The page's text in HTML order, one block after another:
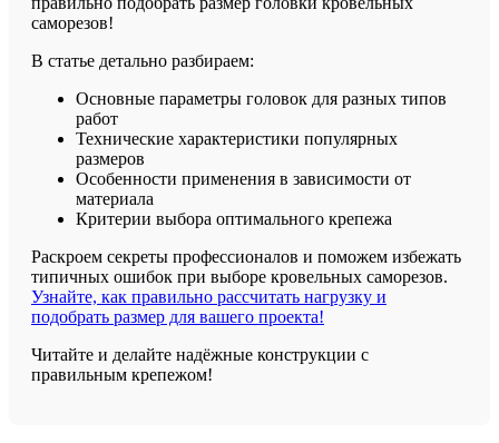
саморезов!
В статье детально разбираем:
Основные параметры головок для разных типов
работ
Технические характеристики популярных
размеров
Особенности применения в зависимости от
материала
Критерии выбора оптимального крепежа
Раскроем секреты профессионалов и поможем избежать
типичных ошибок при выборе кровельных саморезов.
Узнайте, как правильно рассчитать нагрузку и
подобрать размер для вашего проекта!
Читайте и делайте надёжные конструкции с
правильным крепежом!